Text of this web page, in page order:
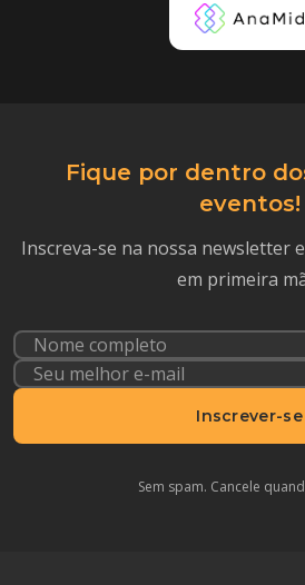
Fique por dentro
eventos!
Inscreva-se na nossa newsletter
em primeira
Inscrever-se
Sem spam. Cancele